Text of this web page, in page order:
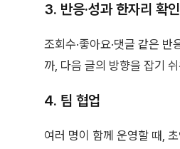
3. 반응·성과 한자리 확
조회수·좋아요·댓글 같은
까, 다음 글의 방향을 잡기
4. 팀 협업
여러 명이 함께 운영할 때,